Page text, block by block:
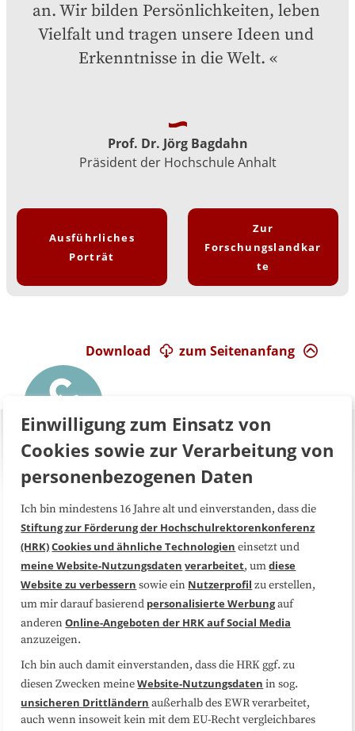
an. Wir bilden Persönlichkeiten, leben
Vielfalt und tragen unsere Ideen und
Erkenntnisse in die Welt.
Prof. Dr. Jörg Bagdahn
Präsident der Hochschule Anhalt
Ausführliches
Porträt
Zur
Forschungslandkar
te
zum Seitenanfang
Download
Über uns FAQ
Medienarbeit Kooperationen
Datenschutzerklärung Impressum
Sitemap
Folgen Sie uns
Einwilligung zum Einsatz von
Cookies sowie zur Verarbeitung von
personenbezogenen Daten
Ich bin mindestens 16 Jahre alt und einverstanden, dass die
Stiftung zur Förderung der Hochschulrektorenkonferenz
(HRK)Cookies und ähnliche Technologien einsetzt und
meine Website-Nutzungsdaten verarbeitet, umdiese
Website zu verbessern sowie ein Nutzerprofil zu erstellen,
um mir darauf basierend personalisierte Werbungauf
anderenOnline-Angeboten der HRK auf Social Media
anzuzeigen.
Ich bin auch damit einverstanden, dass die HRK ggf. zu
diesen Zwecken meineWebsite-Nutzungsdaten in sog.
unsicheren Drittländern außerhalb des EWR verarbeitet,
auch wenn insoweit kein mit dem EU-Recht vergleichbares